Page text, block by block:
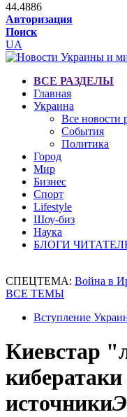
44.4886
Авторизация
Поиск
UA
ВСЕ РАЗДЕЛЫ
Главная
Украина
Все новости
События
Политика
Город
Мир
Бизнес
Спорт
Lifestyle
Шоу-биз
Наука
БЛОГИ
СПЕЦТЕМА: Война в
ВСЕ ТЕМЫ
Вступление
Киевстар
кибератаки
источники